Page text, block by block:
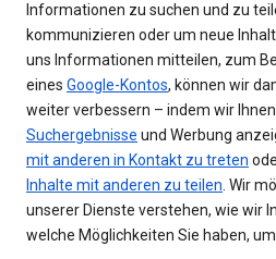
Informationen zu suchen und zu
kommunizieren oder um neue
uns Informationen mitteilen, zum
eines Google-Kontos, können wir
weiter verbessern – indem wir Ihnen
Suchergebnisse und Werbung
mit anderen in Kontakt zu treten
Inhalte mit anderen zu teilen. Wir
unserer Dienste verstehen, wie wir
welche Möglichkeiten Sie haben,